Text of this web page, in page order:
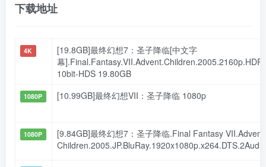
下载地址
4K
[19.8GB]最终幻想7：圣子降临[中文字
幕
10bit-HDS 19.80GB
1080P [10.99GB]最终幻想VII：圣子降临 1080p
1080P
[9.84GB]最终幻想7：圣子降临.Final Fantasy VII.Advent